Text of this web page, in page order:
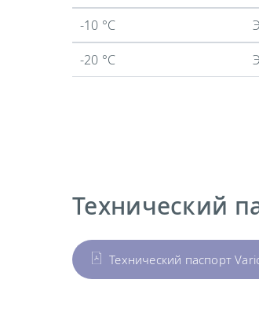
-10 °C
-20 °C
Технический
Технический паспорт